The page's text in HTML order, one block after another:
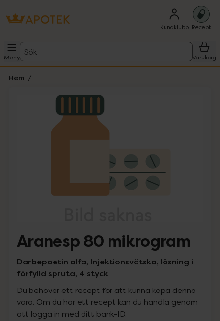
Kundklubb Recept
Meny
Sök
Varukorg
Hem
Lista: . Innehåller 1 objekt.
Aranesp 80 mikrogram
Darbepoetin alfa, Injektionsvätska, lösning i
förfylld spruta, 4 styck
Du behöver ett recept för att kunna köpa denna
vara. Om du har ett recept kan du handla genom
att logga in med ditt bank-ID.